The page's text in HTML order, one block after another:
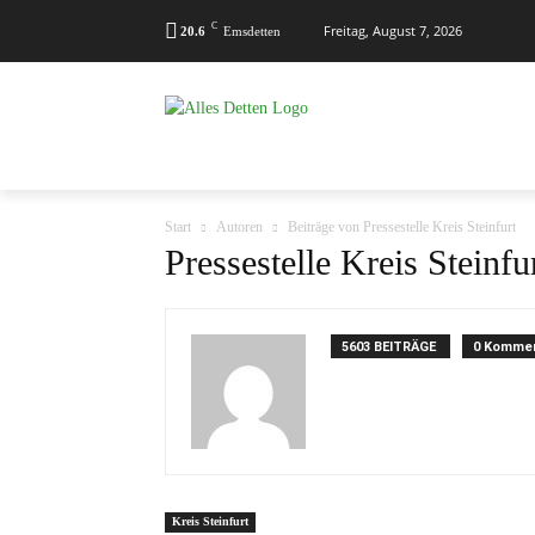
20.6 C Emsdetten Freitag, August 7, 2026
Start Autoren Beiträge von Pressestelle Kreis Steinfurt
Pressestelle Kreis
5603 BEITRÄGE 0
Kreis Steinfurt